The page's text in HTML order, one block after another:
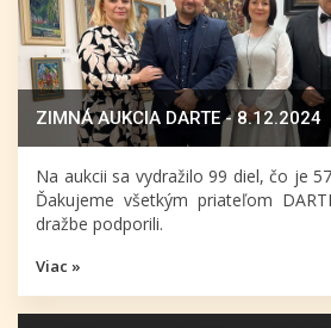
ZIMNÁ AUKCIA DARTE - 8.12.2024
Na aukcii sa vydražilo 99 diel, čo je
Ďakujeme všetkým priateľom
dražbe podporili.
Viac »